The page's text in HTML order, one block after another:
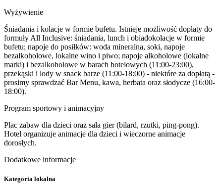
Wyżywienie
Śniadania i kolacje w formie bufetu. Istnieje możliwość dopłaty do
formuły All Inclusive: śniadania, lunch i obiadokolacje w formie
bufetu; napoje do posiłków: woda mineralna, soki, napoje
bezalkoholowe, lokalne wino i piwo; napoje alkoholowe (lokalne
marki) i bezalkoholowe w barach hotelowych (11:00-23:00),
przekąski i lody w snack barze (11:00-18:00) - niektóre za dopłatą -
prosimy sprawdzać Bar Menu, kawa, herbata oraz słodycze (16:00-
18:00).
Program sportowy i animacyjny
Plac zabaw dla dzieci oraz sala gier (bilard, rzutki, ping-pong).
Hotel organizuje animacje dla dzieci i wieczorne animacje
dorosłych.
Dodatkowe informacje
Kategoria lokalna